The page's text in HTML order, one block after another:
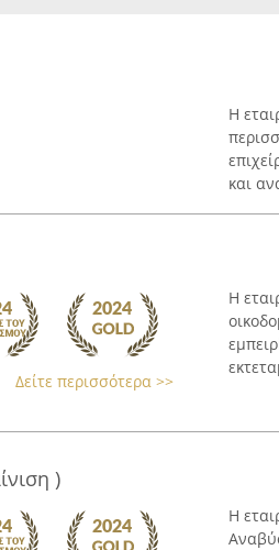
Η
και
Δείτε περισσότερα >>
Η
)
Η